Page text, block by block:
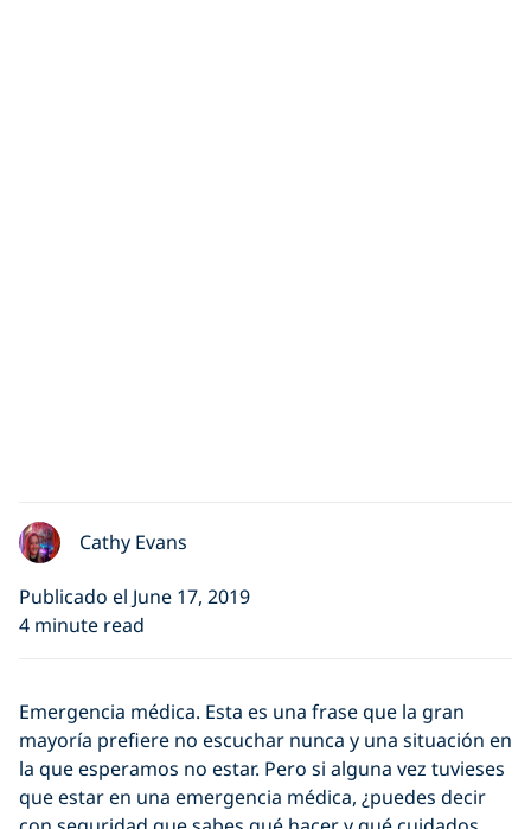
Cathy Evans
Publicado el June 17, 2019
4 minute read
Emergencia médica. Esta es una frase que la gran
mayoría prefiere no escuchar nunca y una situación en
la que esperamos no estar. Pero si alguna vez tuvieses
que estar en una emergencia médica, ¿puedes decir